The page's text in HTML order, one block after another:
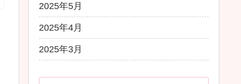
2025年5月
2025年4月
2025年3月